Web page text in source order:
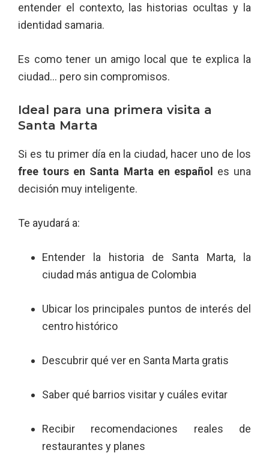
entender el contexto, las historias ocultas y la
identidad samaria.
Es como tener un amigo local que te explica la
ciudad… pero sin compromisos.
Ideal para una primera visita a
Santa Marta
Si es tu primer día en la ciudad, hacer uno de los
free tours en Santa Marta en español
es una
decisión muy inteligente.
Te ayudará a:
Entender la historia de Santa Marta, la
ciudad más antigua de Colombia
Ubicar los principales puntos de interés del
centro histórico
Descubrir qué ver en Santa Marta gratis
Saber qué barrios visitar y cuáles evitar
Recibir recomendaciones reales de
restaurantes y planes